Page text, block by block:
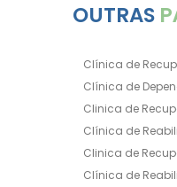
OUTRAS
Clínica de
Clínica de
Clinica de
Clínica de
Clinica de
Clínica de